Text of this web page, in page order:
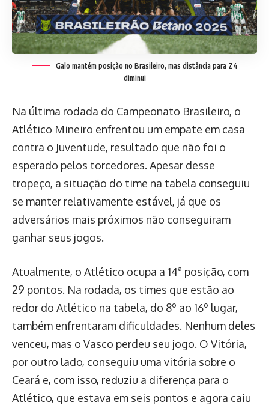
Galo mantém posição no Brasileiro, mas distância para Z4
diminui
Na última rodada do Campeonato Brasileiro, o
Atlético Mineiro enfrentou um empate em casa
contra o Juventude, resultado que não foi o
esperado pelos torcedores. Apesar desse
tropeço, a situação do time na tabela conseguiu
se manter relativamente estável, já que os
adversários mais próximos não conseguiram
ganhar seus jogos.
Atualmente, o Atlético ocupa a 14ª posição, com
29 pontos. Na rodada, os times que estão ao
redor do Atlético na tabela, do 8º ao 16º lugar,
também enfrentaram dificuldades. Nenhum deles
venceu, mas o Vasco perdeu seu jogo. O Vitória,
por outro lado, conseguiu uma vitória sobre o
Ceará e, com isso, reduziu a diferença para o
Atlético, que estava em seis pontos e agora caiu